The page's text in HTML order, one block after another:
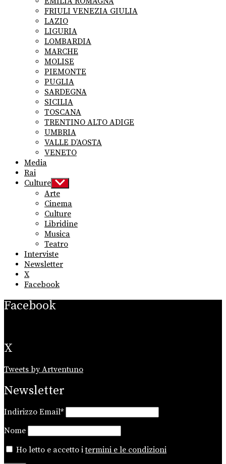
FRIULI VENEZIA GIULIA
LAZIO
LIGURIA
LOMBARDIA
MARCHE
MOLISE
PIEMONTE
PUGLIA
SARDEGNA
SICILIA
TOSCANA
TRENTINO ALTO ADIGE
UMBRIA
VALLE D’AOSTA
VENETO
Media
Rai
Culture Show
sub
menu
Arte
Cinema
Culture
Libridine
Musica
Teatro
Interviste
Newsletter
X
Facebook
Facebook
X
Tweets by Artventuno
Newsletter
Indirizzo Email*
Nome
Ho letto e accetto itermini e le condizioni